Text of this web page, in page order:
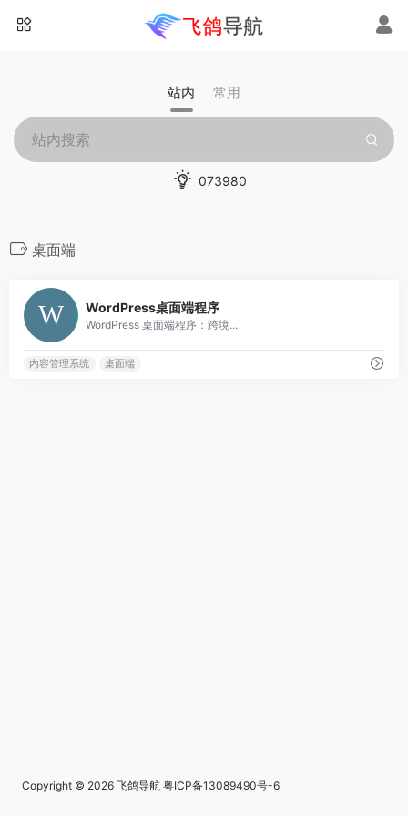
站内 常用
073980
桌面端
WordPress桌面端程序
WordPress 桌面端程序：跨境...
内容管理系统 桌面端
Copyright © 2026 飞鸽导航 粤ICP备13089490号-6